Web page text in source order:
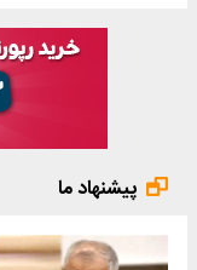
پیشنهاد ما